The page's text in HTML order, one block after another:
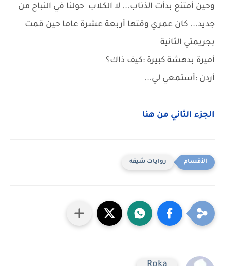
وحين أمتنع بدأت الذئاب... لا الكلاب حولنا في النباح من
جديد... كان عمري وقتها أربعة عشرة عاما حين قمت
بجريمتي الثانية
أميرة بدهشة كبيرة :كيف ذاك؟
أردن :أستمعي لي...
الجزء الثاني من هنا
روايات شيقه